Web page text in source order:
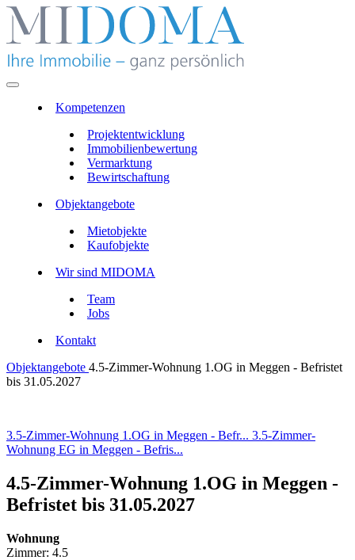
Kompetenzen
Projektentwicklung
Immobilienbewertung
Vermarktung
Bewirtschaftung
Objektangebote
Mietobjekte
Kaufobjekte
Wir sind MIDOMA
Team
Jobs
Kontakt
Objektangebote 4.5-Zimmer-Wohnung 1.OG in Meggen - Befristet
bis 31.05.2027
3.5-Zimmer-Wohnung 1.OG in Meggen - Befr... 3.5-Zimmer-
Wohnung EG in Meggen - Befris...
4.5-Zimmer-Wohnung 1.OG in Meggen -
Befristet bis 31.05.2027
Wohnung
Zimmer: 4.5